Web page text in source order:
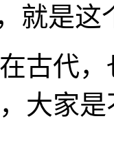
就是这
古代
大家